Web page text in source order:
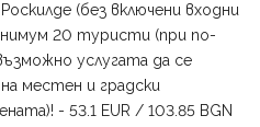
(без включени входни
20 туристи (при по-
услугата да се
местен и градски
- 53.1 EUR / 103.85 BGN